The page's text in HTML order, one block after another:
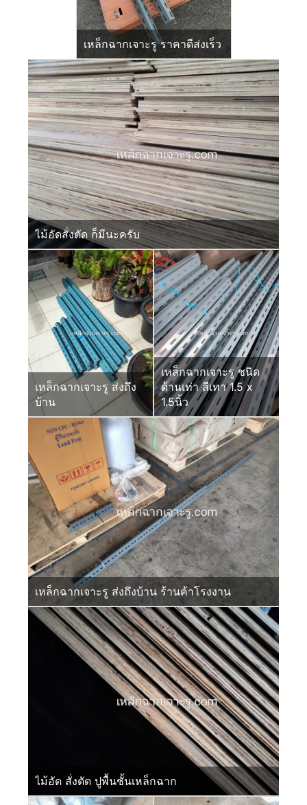
เหล็กฉากเจาะรู ราคาดีส่งเร็ว
ไม้อัดสั่งตัด ก็มีนะครับ
เหล็กฉากเจาะรู ส่งถึง
บ้าน
เหล็กฉากเจาะรู ชนิด
ด้านเท่า สีเทา 1.5 x
1.5นิ้ว
เหล็กฉากเจาะรู ส่งถึงบ้าน ร้านค้าโรงงาน
ไม้อัด สั่งตัด ปูพื้นชั้นเหล็กฉาก